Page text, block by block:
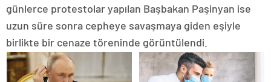
günlerce protestolar yapılan Başbakan Paşinyan ise
uzun süre sonra cepheye savaşmaya giden eşiyle
birlikte bir cenaze töreninde görüntülendi.